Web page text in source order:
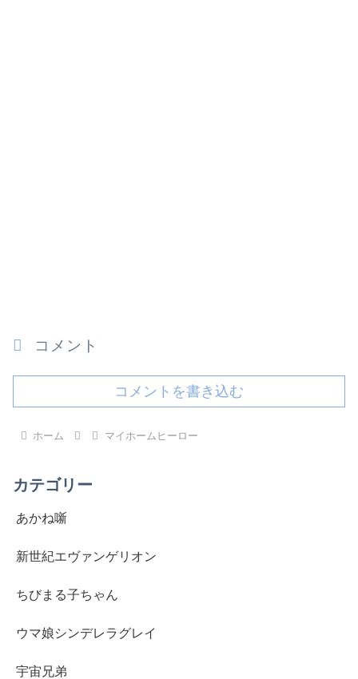
コメント
コメントを書き込む
ホーム マイホームヒーロー
カテゴリー
あかね噺
新世紀エヴァンゲリオン
ちびまる子ちゃん
ウマ娘シンデレラグレイ
宇宙兄弟